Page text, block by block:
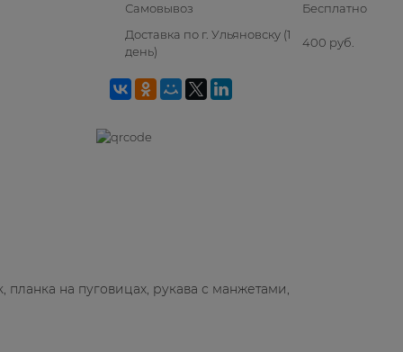
Самовывоз
Бесплатно
Доставка по г. Ульяновску (1
день)
400 руб.
на пуговицах, рукава с манжетами,